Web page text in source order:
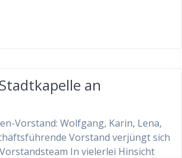
an
Vorstand: Wolfgang, Karin, Lena,
Vorstand verjüngt sich
In vielerlei Hinsicht